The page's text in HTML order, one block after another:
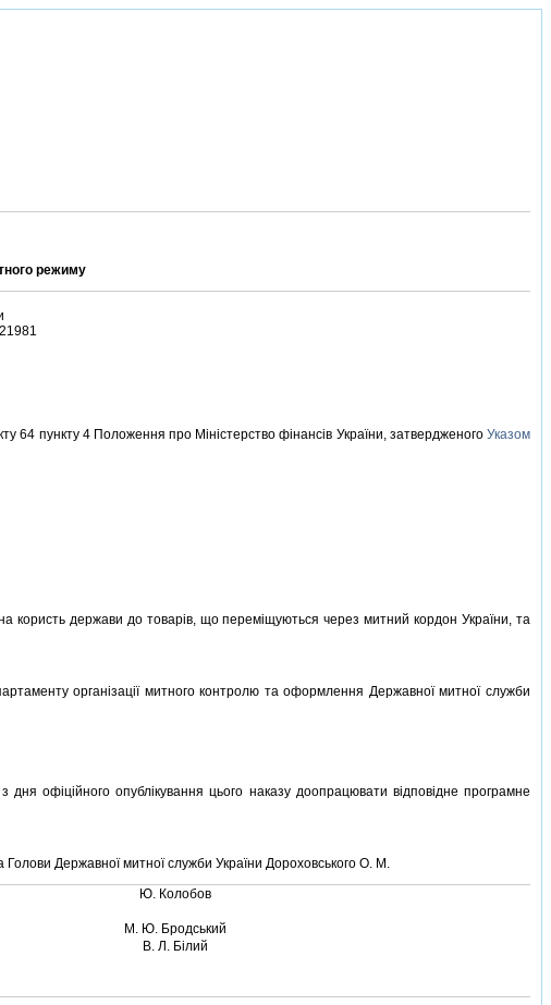
режиму
64 пункту 4 Положення про Мiнiстерство фiнансiв України, затвердженогоУказом
користь держави до товарiв, що перемiщуються через митний кордон України, та
органiзацiї митного контролю та оформлення Державної митної служби
офiцiйного опублiкування цього наказу доопрацювати вiдповiдне програмне
Державної митної служби України Дороховського О. М.
Ю. Колобов
М. Ю. Бродський
В. Л. Бiлий